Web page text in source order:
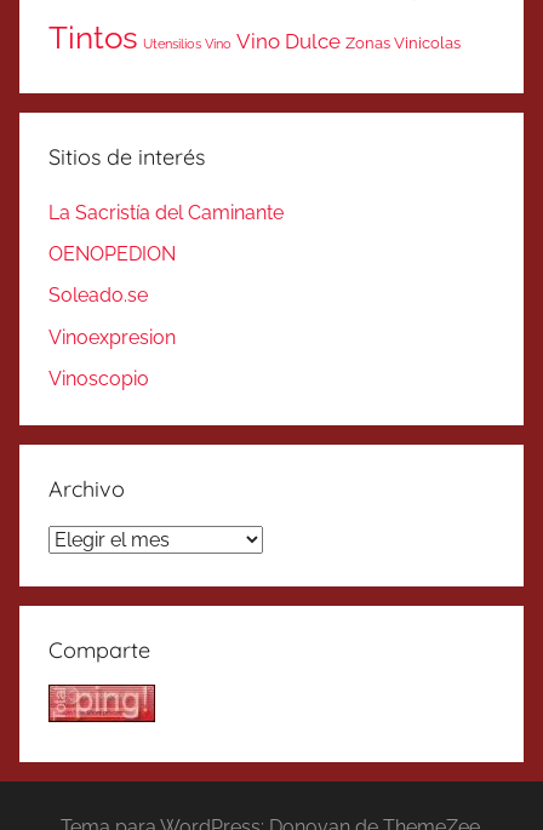
Tintos Utensilios Vino Vino Dulce Zonas Vinicolas
Sitios de interés
La Sacristía del Caminante
OENOPEDION
Soleado.se
Vinoexpresion
Vinoscopio
Archivo
Archivo
Comparte